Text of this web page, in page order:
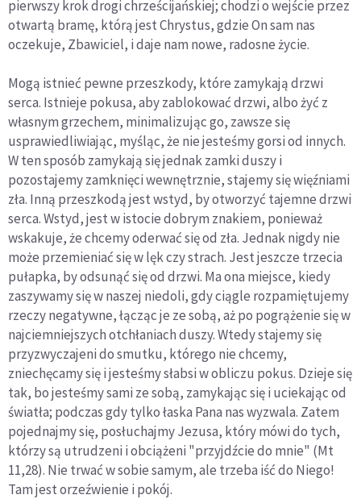
pierwszy krok drogi chrześcijańskiej; chodzi o wejście przez
otwartą bramę, którą jest Chrystus, gdzie On sam nas
oczekuje, Zbawiciel, i daje nam nowe, radosne życie.
Mogą istnieć pewne przeszkody, które zamykają drzwi
serca. Istnieje pokusa, aby zablokować drzwi, albo żyć z
własnym grzechem, minimalizując go, zawsze się
usprawiedliwiając, myśląc, że nie jesteśmy gorsi od innych.
W ten sposób zamykają się jednak zamki duszy i
pozostajemy zamknięci wewnętrznie, stajemy się więźniami
zła. Inną przeszkodą jest wstyd, by otworzyć tajemne drzwi
serca. Wstyd, jest w istocie dobrym znakiem, ponieważ
wskakuje, że chcemy oderwać się od zła. Jednak nigdy nie
może przemieniać się w lęk czy strach. Jest jeszcze trzecia
pułapka, by odsunąć się od drzwi. Ma ona miejsce, kiedy
zaszywamy się w naszej niedoli, gdy ciągle rozpamiętujemy
rzeczy negatywne, łącząc je ze sobą, aż po pogrążenie się w
najciemniejszych otchłaniach duszy. Wtedy stajemy się
przyzwyczajeni do smutku, którego nie chcemy,
zniechęcamy się i jesteśmy słabsi w obliczu pokus. Dzieje się
tak, bo jesteśmy sami ze sobą, zamykając się i uciekając od
światła; podczas gdy tylko łaska Pana nas wyzwala. Zatem
pojednajmy się, posłuchajmy Jezusa, który mówi do tych,
którzy są utrudzeni i obciążeni "przyjdźcie do mnie" (Mt
11,28). Nie trwać w sobie samym, ale trzeba iść do Niego!
Tam jest orzeźwienie i pokój.